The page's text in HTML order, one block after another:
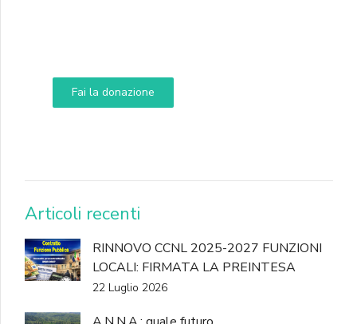
Fai la donazione
DONA
Articoli recenti
RINNOVO CCNL 2025-2027 FUNZIONI
LOCALI: FIRMATA LA PREINTESA
22 Luglio 2026